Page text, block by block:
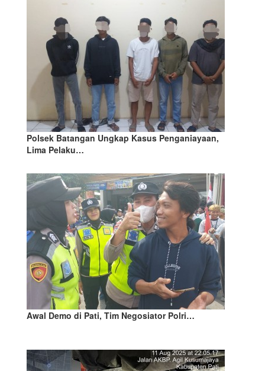
Polsek Batangan Ungkap Kasus Penganiayaan,
Lima Pelaku…
Awal Demo di Pati, Tim Negosiator Polri…